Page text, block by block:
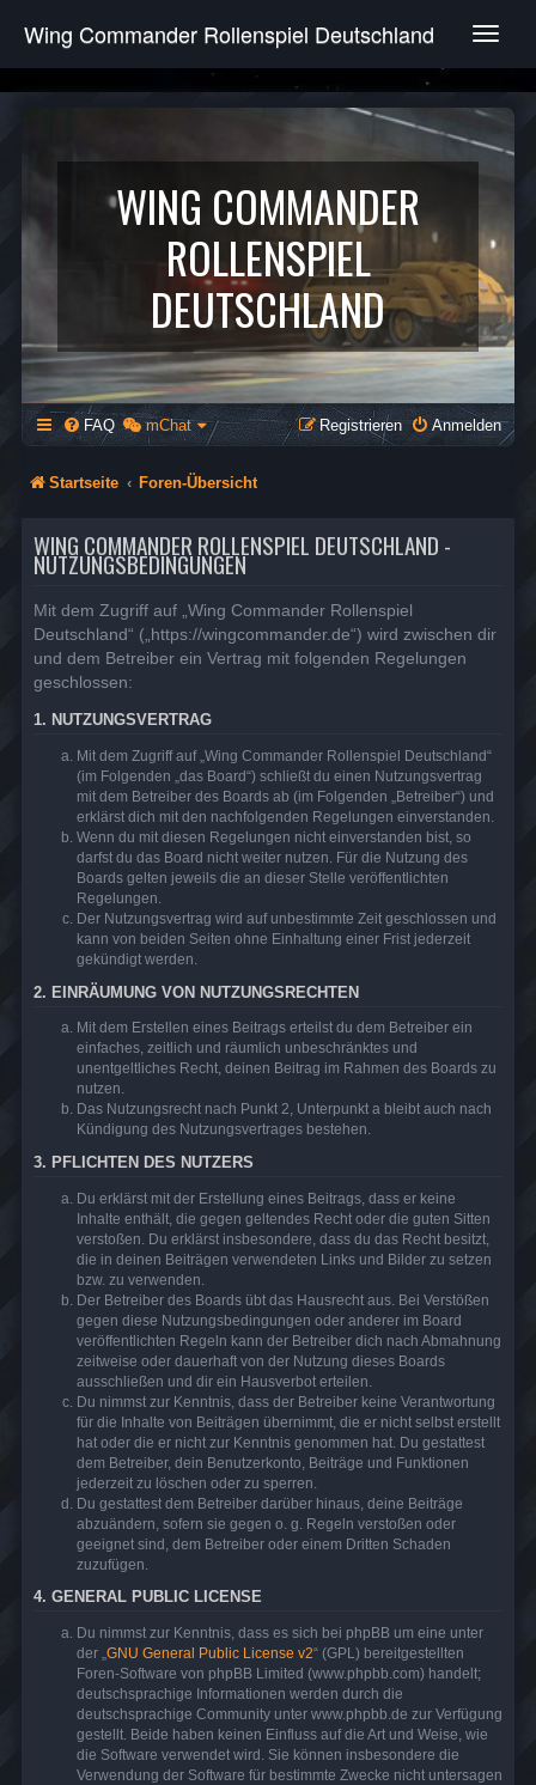
T
g
e
v
g
a
t
i
o
n
Wing Commander Rollenspiel Deutschland
WING COMMANDER
ROLLENSPIEL
DEUTSCHLAND
FAQ mChat Anmelden
Registrieren
Startseite Foren-Übersicht
WING COMMANDER ROLLENSPIEL DEUTSCHLAND -
NUTZUNGSBEDINGUNGEN
Mit dem Zugriff auf „Wing Commander Rollenspiel
Deutschland“ („https://wingcommander.de“) wird zwischen dir
und dem Betreiber ein Vertrag mit folgenden Regelungen
geschlossen:
1. NUTZUNGSVERTRAG
Mit dem Zugriff auf „Wing Commander Rollenspiel Deutschland“
(im Folgenden „das Board“) schließt du einen Nutzungsvertrag
mit dem Betreiber des Boards ab (im Folgenden „Betreiber“) und
erklärst dich mit den nachfolgenden Regelungen einverstanden.
Wenn du mit diesen Regelungen nicht einverstanden bist, so
darfst du das Board nicht weiter nutzen. Für die Nutzung des
Boards gelten jeweils die an dieser Stelle veröffentlichten
Regelungen.
Der Nutzungsvertrag wird auf unbestimmte Zeit geschlossen und
kann von beiden Seiten ohne Einhaltung einer Frist jederzeit
gekündigt werden.
2. EINRÄUMUNG VON NUTZUNGSRECHTEN
Mit dem Erstellen eines Beitrags erteilst du dem Betreiber ein
einfaches, zeitlich und räumlich unbeschränktes und
unentgeltliches Recht, deinen Beitrag im Rahmen des Boards zu
nutzen.
Das Nutzungsrecht nach Punkt 2, Unterpunkt a bleibt auch nach
Kündigung des Nutzungsvertrages bestehen.
3. PFLICHTEN DES NUTZERS
Du erklärst mit der Erstellung eines Beitrags, dass er keine
Inhalte enthält, die gegen geltendes Recht oder die guten Sitten
verstoßen. Du erklärst insbesondere, dass du das Recht besitzt,
die in deinen Beiträgen verwendeten Links und Bilder zu setzen
bzw. zu verwenden.
Der Betreiber des Boards übt das Hausrecht aus. Bei Verstößen
gegen diese Nutzungsbedingungen oder anderer im Board
veröffentlichten Regeln kann der Betreiber dich nach Abmahnung
zeitweise oder dauerhaft von der Nutzung dieses Boards
ausschließen und dir ein Hausverbot erteilen.
Du nimmst zur Kenntnis, dass der Betreiber keine Verantwortung
für die Inhalte von Beiträgen übernimmt, die er nicht selbst erstellt
hat oder die er nicht zur Kenntnis genommen hat. Du gestattest
dem Betreiber, dein Benutzerkonto, Beiträge und Funktionen
jederzeit zu löschen oder zu sperren.
Du gestattest dem Betreiber darüber hinaus, deine Beiträge
abzuändern, sofern sie gegen o. g. Regeln verstoßen oder
geeignet sind, dem Betreiber oder einem Dritten Schaden
zuzufügen.
4. GENERAL PUBLIC LICENSE
Du nimmst zur Kenntnis, dass es sich bei phpBB um eine unter
der „GNU General Public License v2“ (GPL) bereitgestellten
Foren-Software von phpBB Limited (www.phpbb.com) handelt;
deutschsprachige Informationen werden durch die
deutschsprachige Community unter www.phpbb.de zur Verfügung
gestellt. Beide haben keinen Einfluss auf die Art und Weise, wie
die Software verwendet wird. Sie können insbesondere die
Verwendung der Software für bestimmte Zwecke nicht untersagen